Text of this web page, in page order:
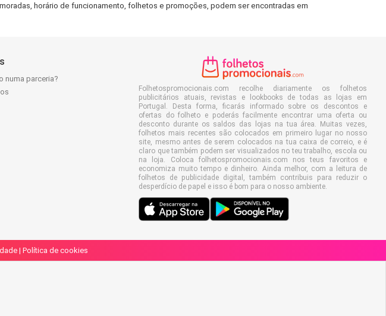
horário de funcionamento, folhetos e promoções, podem ser encontradas em
numa parceria?
Folhetospromocionais.com recolhe diariamente os folhetos
publicitários atuais, revistas e lookbooks de todas as lojas em
Portugal. Desta forma, ficarás informado sobre os descontos e
ofertas do folheto e poderás facilmente encontrar uma oferta ou
desconto durante os saldos das lojas na tua área. Muitas vezes,
folhetos mais recentes são colocados em primeiro lugar no nosso
site, mesmo antes de serem colocados na tua caixa de correio, e é
claro que também podem ser visualizados no teu trabalho, escola ou
na loja. Coloca folhetospromocionais.com nos teus favoritos e
economiza muito tempo e dinheiro. Ainda melhor, com a leitura de
folhetos de publicidade digital, também contribuis para reduzir o
desperdício de papel e isso é bom para o nosso ambiente.
| Política de cookies